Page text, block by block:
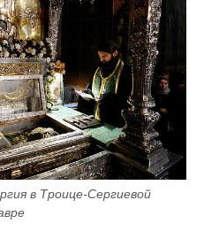
в Троице-Сергиевой